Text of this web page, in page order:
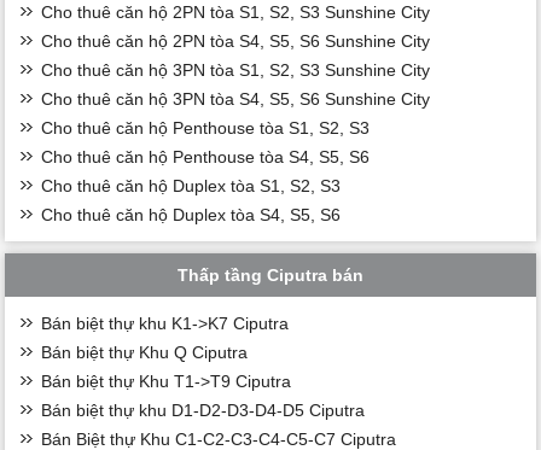
Cho thuê căn hộ 2PN tòa S1, S2, S3 Sunshine City
Cho thuê căn hộ 2PN tòa S4, S5, S6 Sunshine City
Cho thuê căn hộ 3PN tòa S1, S2, S3 Sunshine City
Cho thuê căn hộ 3PN tòa S4, S5, S6 Sunshine City
Cho thuê căn hộ Penthouse tòa S1, S2, S3
Cho thuê căn hộ Penthouse tòa S4, S5, S6
Cho thuê căn hộ Duplex tòa S1, S2, S3
Cho thuê căn hộ Duplex tòa S4, S5, S6
Thấp tầng Ciputra bán
Bán biệt thự khu K1->K7 Ciputra
Bán biệt thự Khu Q Ciputra
Bán biệt thự Khu T1->T9 Ciputra
Bán biệt thự khu D1-D2-D3-D4-D5 Ciputra
Bán Biệt thự Khu C1-C2-C3-C4-C5-C7 Ciputra